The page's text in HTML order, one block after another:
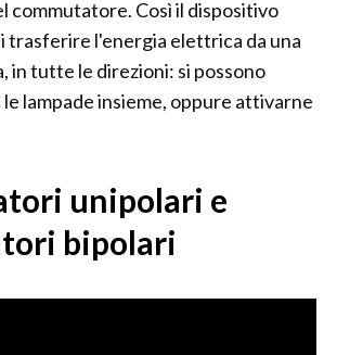
commutatore. Così il dispositivo
trasferire l'energia elettrica da una
in tutte le direzioni: si possono
lampade insieme, oppure attivarne
unipolari e
bipolari